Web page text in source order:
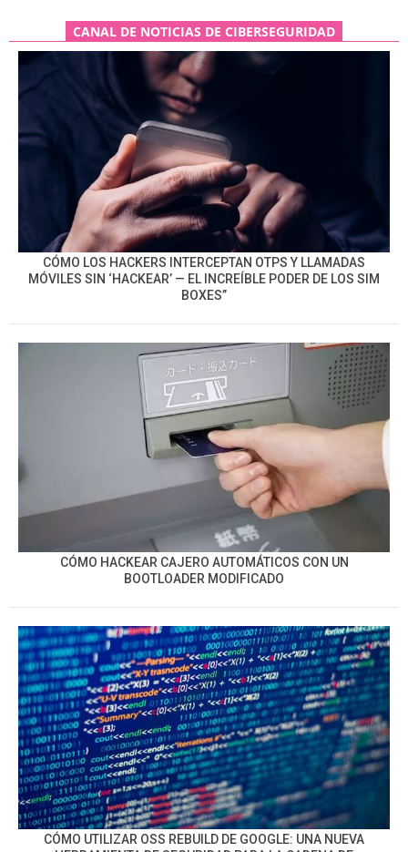
CANAL DE NOTICIAS DE CIBERSEGURIDAD
CÓMO LOS HACKERS INTERCEPTAN OTPS Y LLAMADAS
MÓVILES SIN ‘HACKEAR’ — EL INCREÍBLE PODER DE LOS SIM
BOXES”
CÓMO HACKEAR CAJERO AUTOMÁTICOS CON UN
BOOTLOADER MODIFICADO
CÓMO UTILIZAR OSS REBUILD DE GOOGLE: UNA NUEVA